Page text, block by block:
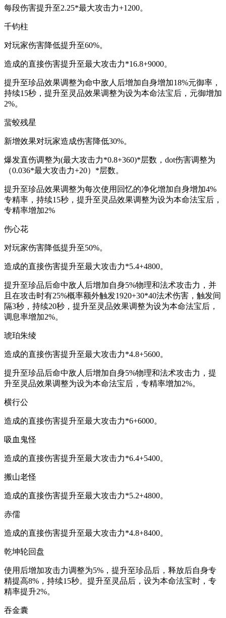
每段伤害提升至2.25*最大攻击力+1200。
千钧柱
对玩家伤害降低提升至60%。
造成的直接伤害提升至最大攻击力*16.8+9000。
提升至珍品效果调整为命中敌人后增加自身增加18%元御率，
持续15秒，提升至灵品效果调整为设为本命法宝后，元御增加
2%。
蜚蛟残星
新增效果对玩家造成伤害降低30%。
爆发直伤调整为(最大攻击力*0.8+360)*层数，dot伤害调整为
（0.036*最大攻击力+20）*层数。
提升至珍品效果调整为每次使用回忆的净化增加自身增加4%
专精率，持续15秒，提升至灵品效果调整为设为本命法宝后，
专精率增加2%
伤心花
对玩家伤害降低提升至50%。
造成的直接伤害提升至最大攻击力*5.4+4800。
提升至珍品后命中敌人后增加自身5%物理和法术攻击力，并
且在攻击时有25%概率额外触发1920+30*40法术伤害，触发间
隔3秒，持续20秒，提升至灵品效果调整为设为本命法宝后，
调息率增加2%。
琥珀朱绫
造成的直接伤害提升至最大攻击力*4.8+5600。
提升至珍品后命中敌人后增加自身5%物理和法术攻击力，提
升至灵品效果调整为设为本命法宝后，专精率增加2%。
横行公
造成的直接伤害提升至最大攻击力*6+6000。
吸血鬼怪
造成的直接伤害提升至最大攻击力*6.4+5400。
搬山老怪
造成的直接伤害提升至最大攻击力*5.2+4800。
赤儒
造成的直接伤害提升至最大攻击力*4.8+8400。
乾坤轮回盘
使用后增加攻击力调整为5%，提升至珍品后，释放后自身专
精提高8%，持续15秒。提升至灵品后，设为本命法宝时，专
精率提升2%。
吞金囊